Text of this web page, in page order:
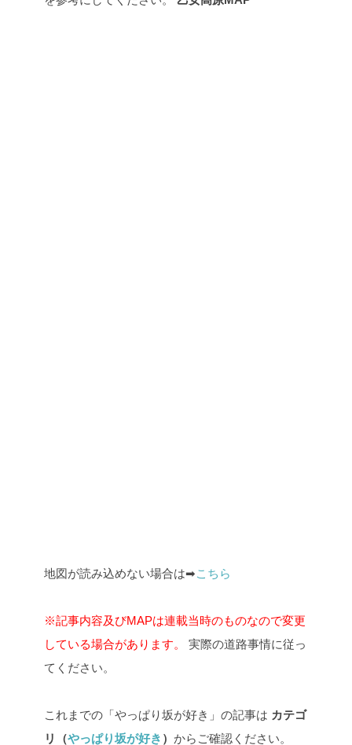
地図が読み込めない場合は➡こちら
※記事内容及びMAPは連載当時のものなので変更
している場合があります。
実際の道路事情に従っ
てください。
これまでの「やっぱり坂が好き」の記事は カテゴ
リ（やっぱり坂が好き ） からご確認ください。